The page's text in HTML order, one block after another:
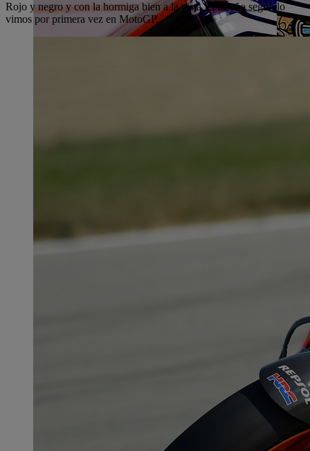
Rojo y negro y con la hormiga bien a la vista, el diseño según lo
vimos por primera vez en MotoGP.